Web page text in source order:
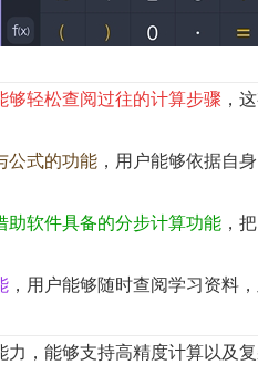
够轻松查阅过往的计算步骤 ，
公式的功能 ，用户能够依据自
助软件具备的分步计算功能 ，
，用户能够随时查阅学习资料
，能够支持高精度计算以及复